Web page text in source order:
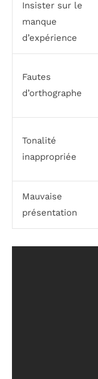
Insister sur le
manque
d’expérience
Fautes
d’orthographe
Tonalité
inappropriée
Mauvaise
présentation